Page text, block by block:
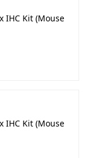
IHC Kit (Mouse
IHC Kit (Mouse